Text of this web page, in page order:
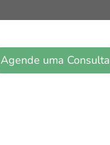
Agende uma Consulta